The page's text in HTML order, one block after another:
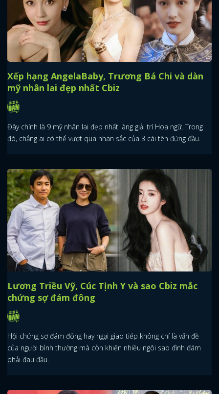
Xếp hạng AngelaBaby, Trương Bá Chi và dàn
mỹ nhân lai đẹp nhất Cbiz
Đây chính là 9 mỹ nhân lai đẹp nhất làng giải trí Hoa ngữ. Trong
đó, chẳng ai có thể vượt qua nhan sắc của 3 cái tên đứng đầu.
Lương Triều Vỹ, Cúc Tịnh Y và sao Cbiz mắc
chứng sợ đám đông
Hội chứng sợ đám đông hay ngại giao tiếp không chỉ là vấn đề
của người bình thường mà còn khiến nhiều ngôi sao đình đám
phải đau đầu.